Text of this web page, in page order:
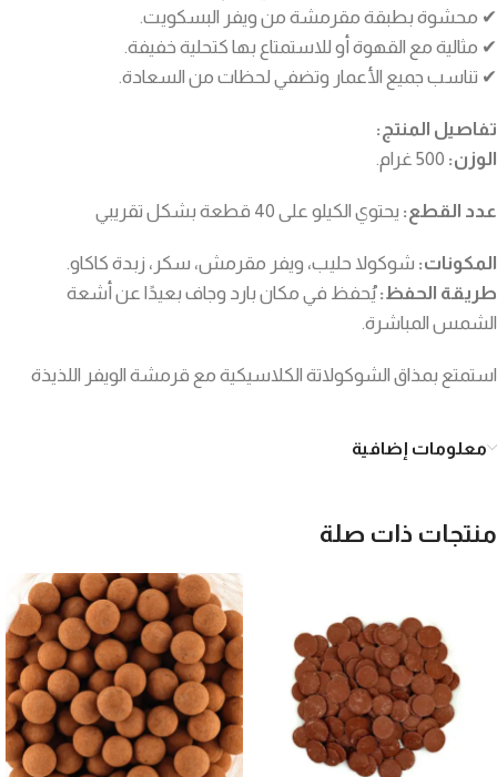
✔ محشوة بطبقة مقرمشة من ويفر البسكويت.
✔ مثالية مع القهوة أو للاستمتاع بها كتحلية خفيفة.
✔ تناسب جميع الأعمار وتضفي لحظات من السعادة.
تفاصيل المنتج:
الوزن:
عدد القطع: يحتوي الكيلو على 40 قطعة بشكل تقريبي
المكونات: شوكولا حليب، ويفر مقرمش، سكر، زبدة كاكاو.
طريقة الحفظ:يُحفظ في مكان بارد وجاف بعيدًا عن أشعة
الشمس المباشرة.
استمتع بمذاق الشوكولاتة الكلاسيكية مع قرمشة الويفر اللذيذة
معلومات إضافية
منتجات ذات صلة